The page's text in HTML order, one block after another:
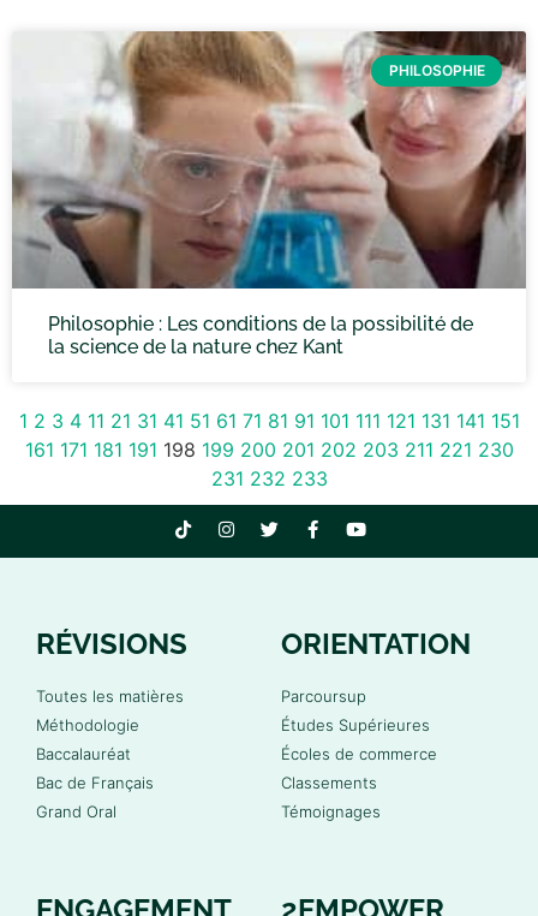
PHILOSOPHIE
Philosophie : Les conditions de la possibilité de
la science de la nature chez Kant
1 2 3 4 11 21 31 41 51 61 71 81 91 101 111 121 131 141 151
161 171 181 191 198 199 200 201 202 203 211 221 230
231 232 233
RÉVISIONS
Toutes les matières
Méthodologie
Baccalauréat
Bac de Français
Grand Oral
ORIENTATION
Parcoursup
Études Supérieures
Écoles de commerce
Classements
Témoignages